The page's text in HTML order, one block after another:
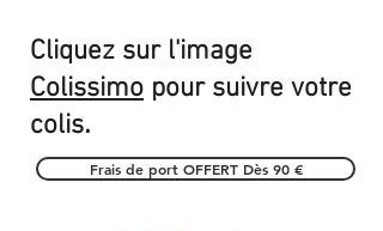
Cliquez sur l'image
Colissimo pour suivre votre
colis.
Frais de port OFFERT Dès 90 €